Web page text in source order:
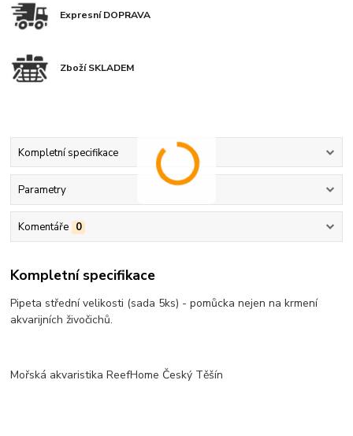
Expresní DOPRAVA
Zboží SKLADEM
Kompletní specifikace
Parametry
Komentáře 0
Kompletní specifikace
Pipeta střední velikosti (sada 5ks) - pomůcka nejen na krmení
akvarijních živočichů.
Mořská akvaristika ReefHome Český Těšín